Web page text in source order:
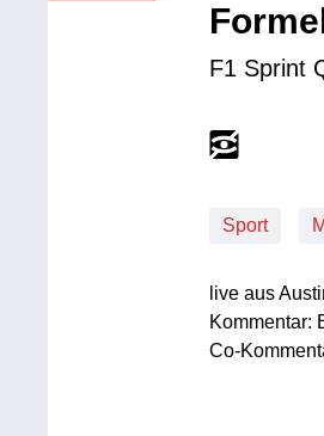
F1 Sprint
Sport
live aus
Kommentar:
Co-